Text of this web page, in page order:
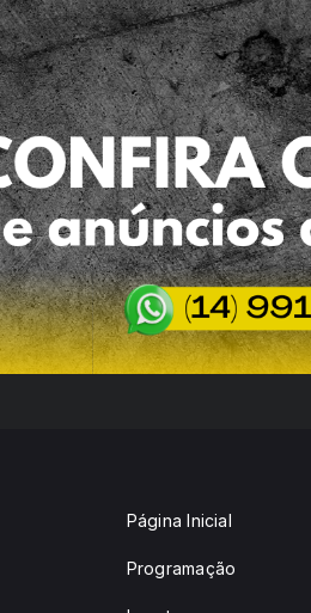
Página Inicial
Programação